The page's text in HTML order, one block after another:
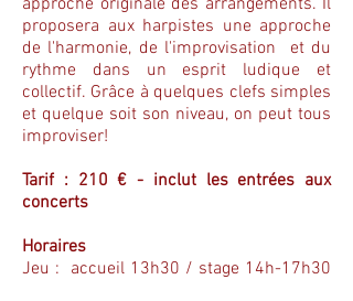
approche originale des arrangements. Il
proposera aux harpistes une approche
de l'harmonie, de l'improvisation et du
rythme dans un esprit ludique et
collectif. Grâce à quelques clefs simples
et quelque soit son niveau, on peut tous
improviser!
Tarif : 210 € - inclut les entrées aux
concerts
Horaires
Jeu : accueil 13h30 / stage 14h-17h30